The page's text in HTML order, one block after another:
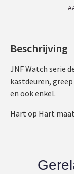
Beschrijving
JNF Watch serie
kastdeuren,
en ook enkel.
Hart op Hart